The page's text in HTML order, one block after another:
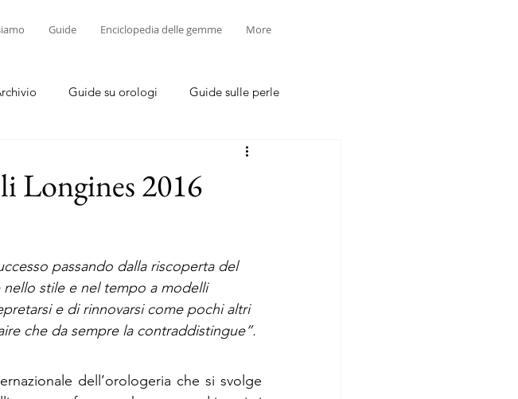
Guide Enciclopedia delle gemme More
Guide su orologi Guide sulle perle
Longines 2016
passando dalla riscoperta del
stile e nel tempo a modelli
e di rinnovarsi come pochi altri
che da sempre la contraddistingue”.
dell’orologeria che si svolge